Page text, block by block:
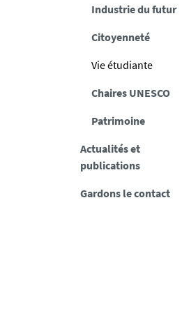
Industrie du futur
Citoyenneté
Vie étudiante
Chaires UNESCO
Patrimoine
Actualités et
publications
Gardons le contact